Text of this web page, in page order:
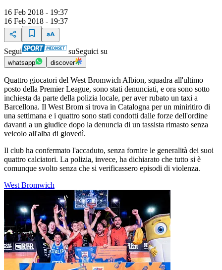
16 Feb 2018 - 19:37
16 Feb 2018 - 19:37
Segui suSeguici su
whatsapp discover
Quattro giocatori del West Bromwich Albion, squadra all'ultimo
posto della Premier League, sono stati denunciati, e ora sono sotto
inchiesta da parte della polizia locale, per aver rubato un taxi a
Barcellona. Il West Brom si trova in Catalogna per un miniritiro di
una settimana e i quattro sono stati condotti dalle forze dell'ordine
davanti a un giudice dopo la denuncia di un tassista rimasto senza
veicolo all'alba di giovedì.
Il club ha confermato l'accaduto, senza fornire le generalità dei suoi
quattro calciatori. La polizia, invece, ha dichiarato che tutto si è
comunque svolto senza che si verificassero episodi di violenza.
West Bromwich